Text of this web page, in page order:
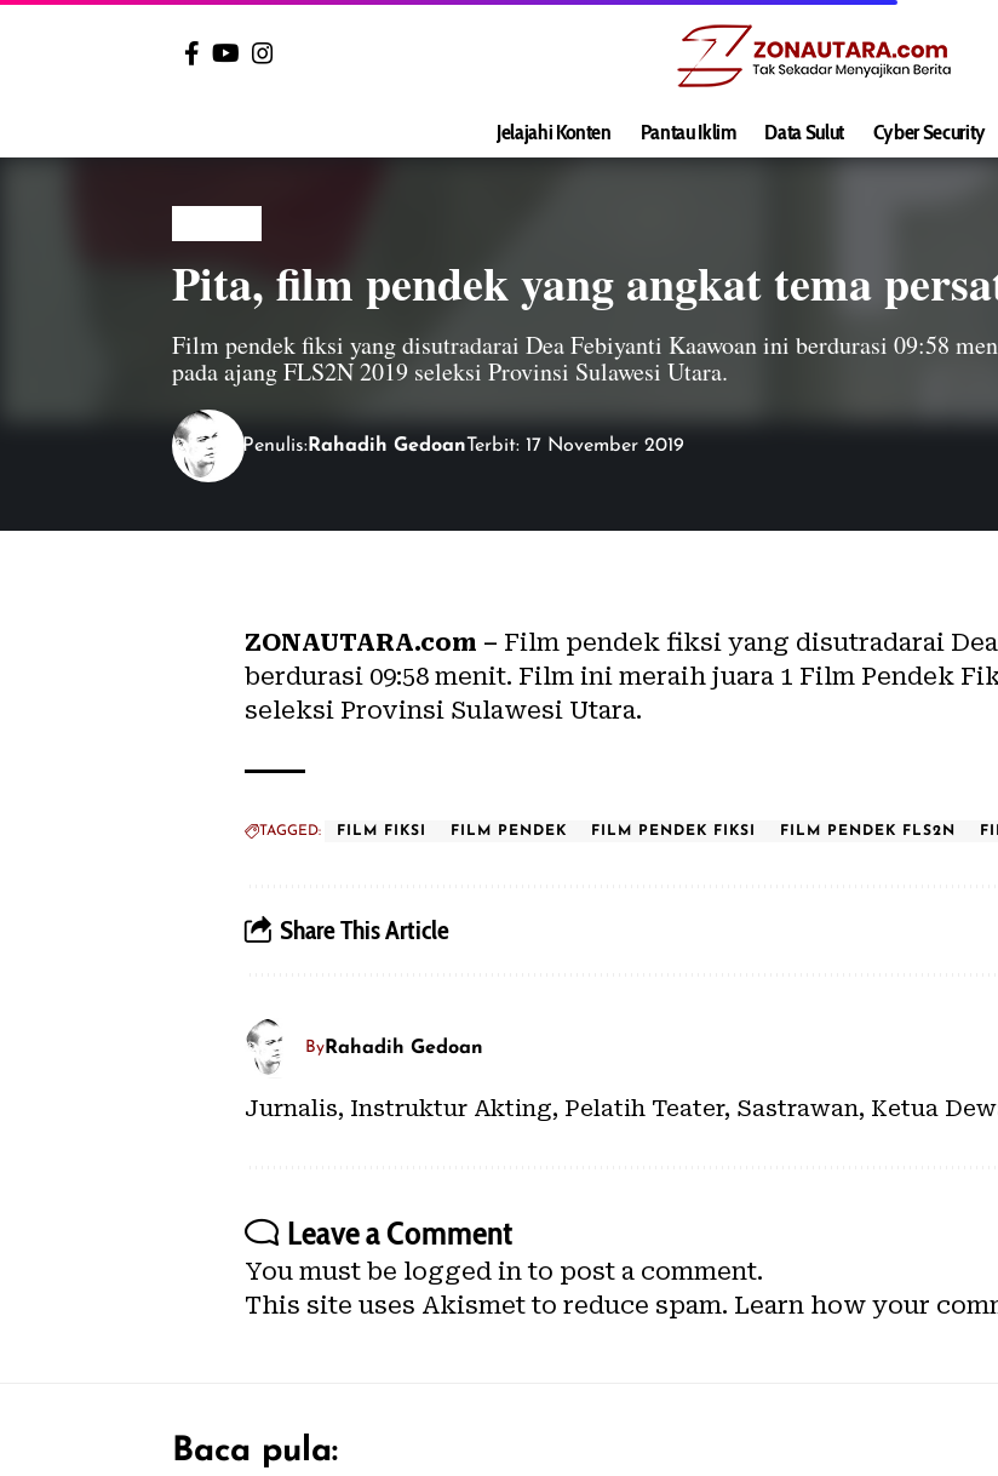
Jelajahi Konten Pantau Iklim Data Sulut Cyber Security
Pita, film pendek yang angkat tema
Film pendek fiksi yang disutradarai Dea Febiyanti Kaawoan ini berdurasi 09:58
pada ajang FLS2N 2019 seleksi Provinsi Sulawesi Utara.
Penulis:Rahadih Gedoan Terbit: 17 November 2019
ZONAUTARA.com – Film pendek fiksi yang disutradarai
berdurasi 09:58 menit. Film ini meraih juara 1 Film Pendek
seleksi Provinsi Sulawesi Utara.
TAGGED: FILM FIKSI FILM PENDEK FILM PENDEK FIKSI FILM PENDEK FLS2N
Share This Article
By Rahadih Gedoan
Jurnalis, Instruktur Akting, Pelatih Teater, Sastrawan, Ketua
Leave a Comment
You must be logged in to post a comment.
This site uses Akismet to reduce spam. Learn how your
Baca pula: